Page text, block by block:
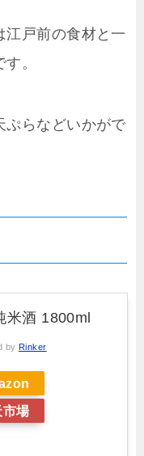
江戸前の食材と一
。
ぷらなどいかがで
米酒 1800ml
by Rinker
市場